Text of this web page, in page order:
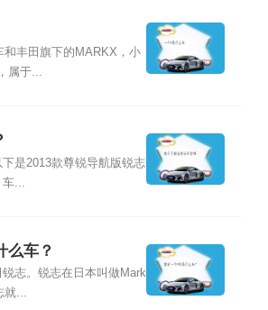
和丰田旗下的MARKX，小
属于...
是2013款尊锐导航版锐志
...
么车？
志。锐志在日本叫做Mark
就...